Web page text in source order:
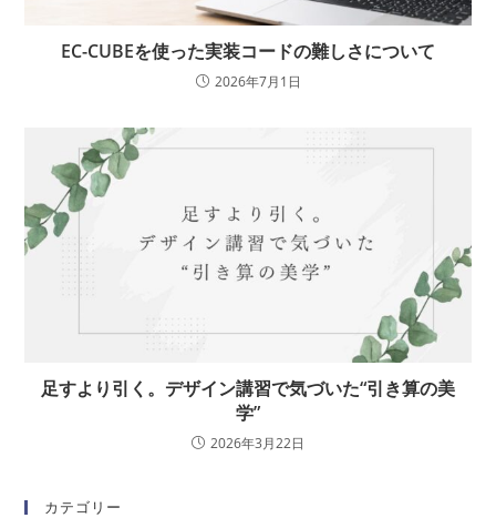
EC-CUBEを使った実装コードの難しさについて
2026年7月1日
足すより引く。デザイン講習で気づいた“引き算の美
学”
2026年3月22日
カテゴリー